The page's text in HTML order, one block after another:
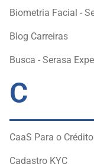
Biometria Facial -
Blog Carreiras
Busca - Serasa
C
CaaS Para o
Cadastro KYC